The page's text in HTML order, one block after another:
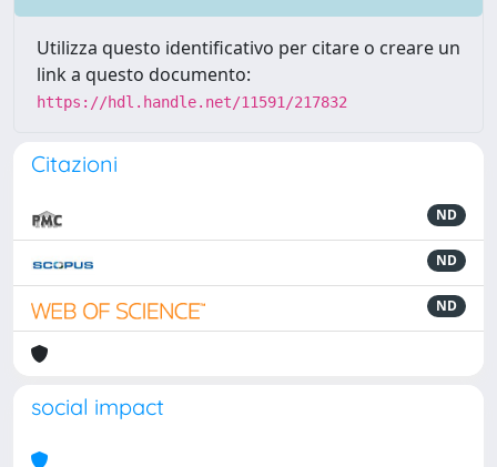
Utilizza questo identificativo per citare o creare un
link a questo documento:
https://hdl.handle.net/11591/217832
Citazioni
ND
ND
ND
social impact